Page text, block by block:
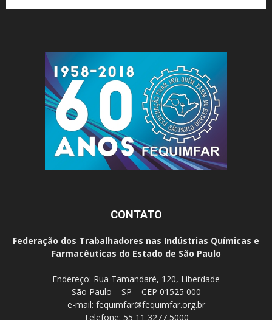
CONTATO
Federação dos Trabalhadores nas Indústrias Químicas e
Farmacêuticas do Estado de São Paulo
Endereço: Rua Tamandaré, 120, Liberdade
São Paulo – SP – CEP 01525 000
e-mail: fequimfar@fequimfar.org.br
Telefone: 55 11 3277 5000